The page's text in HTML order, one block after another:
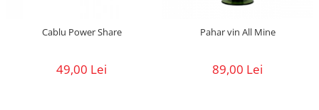
Cablu Power Share
49,00 Lei
Pahar vin All Mine
89,00 Lei